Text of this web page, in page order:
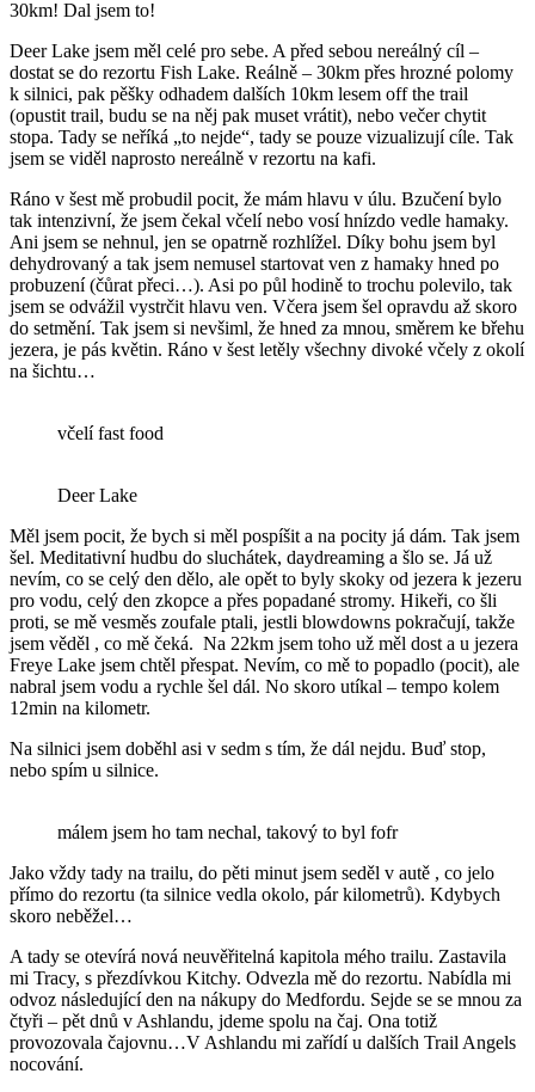
30km! Dal jsem to!
Deer Lake jsem měl celé pro sebe. A před sebou nereálný cíl –
dostat se do rezortu Fish Lake. Reálně – 30km přes hrozné polomy
k silnici, pak pěšky odhadem dalších 10km lesem off the trail
(opustit trail, budu se na něj pak muset vrátit), nebo večer chytit
stopa. Tady se neříká „to nejde“, tady se pouze vizualizují cíle. Tak
jsem se viděl naprosto nereálně v rezortu na kafi.
Ráno v šest mě probudil pocit, že mám hlavu v úlu. Bzučení bylo
tak intenzivní, že jsem čekal včelí nebo vosí hnízdo vedle hamaky.
Ani jsem se nehnul, jen se opatrně rozhlížel. Díky bohu jsem byl
dehydrovaný a tak jsem nemusel startovat ven z hamaky hned po
probuzení (čůrat přeci…). Asi po půl hodině to trochu polevilo, tak
jsem se odvážil vystrčit hlavu ven. Včera jsem šel opravdu až skoro
do setmění. Tak jsem si nevšiml, že hned za mnou, směrem ke břehu
jezera, je pás květin. Ráno v šest letěly všechny divoké včely z okolí
na šichtu…
včelí fast food
Deer Lake
Měl jsem pocit, že bych si měl pospíšit a na pocity já dám. Tak jsem
šel. Meditativní hudbu do sluchátek, daydreaming a šlo se. Já už
nevím, co se celý den dělo, ale opět to byly skoky od jezera k jezeru
pro vodu, celý den zkopce a přes popadané stromy. Hikeři, co šli
proti, se mě vesměs zoufale ptali, jestli blowdowns pokračují, takže
jsem věděl , co mě čeká. Na 22km jsem toho už měl dost a u jezera
Freye Lake jsem chtěl přespat. Nevím, co mě to popadlo (pocit), ale
nabral jsem vodu a rychle šel dál. No skoro utíkal – tempo kolem
12min na kilometr.
Na silnici jsem doběhl asi v sedm s tím, že dál nejdu. Buď stop,
nebo spím u silnice.
málem jsem ho tam nechal, takový to byl fofr
Jako vždy tady na trailu, do pěti minut jsem seděl v autě , co jelo
přímo do rezortu (ta silnice vedla okolo, pár kilometrů). Kdybych
skoro neběžel…
A tady se otevírá nová neuvěřitelná kapitola mého trailu. Zastavila
mi Tracy, s přezdívkou Kitchy. Odvezla mě do rezortu. Nabídla mi
odvoz následující den na nákupy do Medfordu. Sejde se se mnou za
čtyři – pět dnů v Ashlandu, jdeme spolu na čaj. Ona totiž
provozovala čajovnu…V Ashlandu mi zařídí u dalších Trail Angels
nocování.